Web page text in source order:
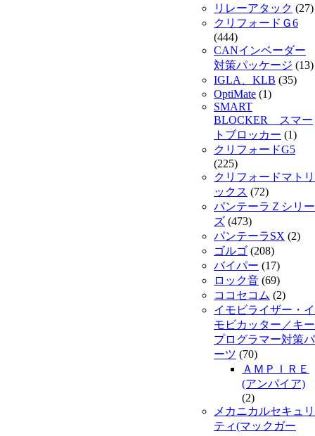
リレーアタック (27)
クリフォードＧ6
(444)
CANインベーダー
対策パッケージ (13)
IGLA、KLB (35)
OptiMate (1)
SMART
BLOCKER スマー
トブロッカー (1)
クリフォードG5
(225)
クリフォードマトリ
ックス (72)
パンテーラＺシリー
ズ (473)
パンテーラSX (2)
ゴルゴ (208)
バイパー (17)
ロック音 (69)
ココセコム (2)
イモビライザー・イ
モビカッター／キー
プログラマー対策パ
ーツ (70)
ＡＭＰＩＲＥ
(アンパイア)
(2)
メカニカルセキュリ
ティ(マックガー